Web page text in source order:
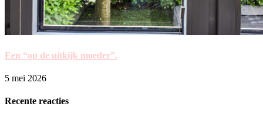
Een “op de uitkijk moeder”.
5 mei 2026
Recente reacties